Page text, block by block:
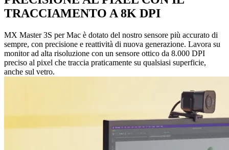
TRACCIAMENTO A 8K DPI
MX Master 3S per Mac è dotato del nostro sensore più accurato di
sempre, con precisione e reattività di nuova generazione. Lavora su
monitor ad alta risoluzione con un sensore ottico da 8.000 DPI
preciso al pixel che traccia praticamente su qualsiasi superficie,
anche sul vetro.